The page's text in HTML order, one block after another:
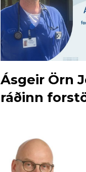
Ásgeir Örn
ráðinn